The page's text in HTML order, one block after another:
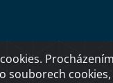
souborech